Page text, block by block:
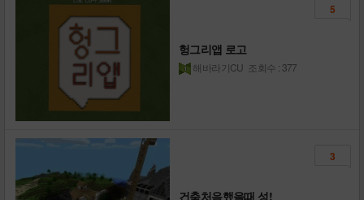
헝그리앱 로고
해바라기CU 조회수 : 377
5
건축처음했을때 성!
3